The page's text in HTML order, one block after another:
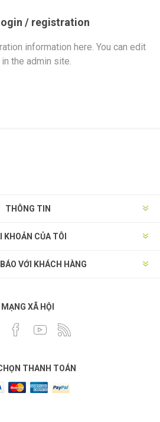
/ registration
information here. You can edit
the admin site.
THÔNG TIN
KHOẢN CỦA TÔI
VỚI KHÁCH HÀNG
MẠNG XÃ HỘI
THANH TOÁN